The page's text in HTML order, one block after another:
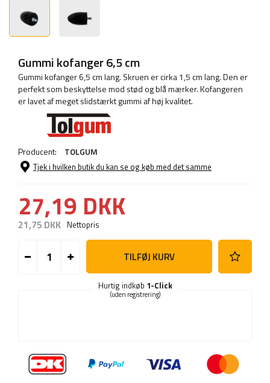
Gummi kofanger 6,5 cm
Gummi kofanger 6,5 cm lang. Skruen er cirka 1,5 cm lang. Den er
perfekt som beskyttelse mod stød og blå mærker. Kofangeren
er lavet af meget slidstærkt gummi af høj kvalitet.
Producent: TOLGUM
Tjek i hvilken butik du kan se og køb med det samme
27,19 DKK
21,75 DKK Nettopris
TILFØJ KURV
Hurtig indkøb 1-Click
(uden registrering)